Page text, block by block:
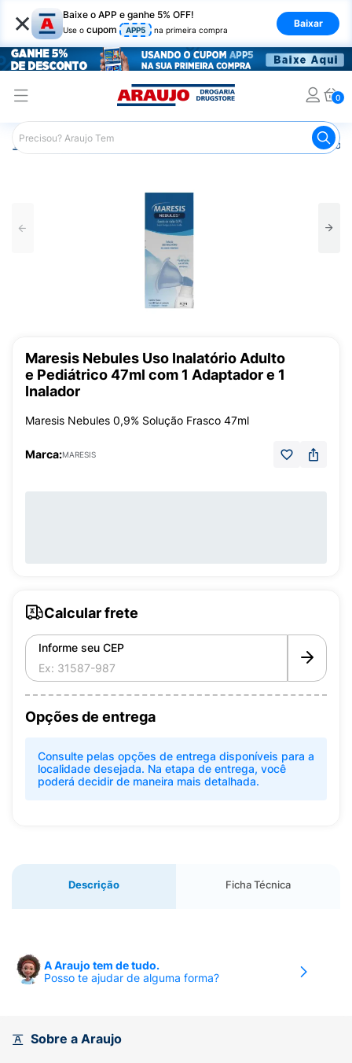
× Baixe o APP e ganhe 5% OFF!
Use o cupom APP5 na primeira compra
Baixar
0
Araujo Medicamentos Remédio para Gripe e Resfriado
Maresis Nebules Uso Inalatório Adulto
e Pediátrico 47ml com 1 Adaptador e 1
Inalador
Maresis Nebules 0,9% Solução Frasco 47ml
Marca:MARESIS
Calcular frete
Informe seu CEP
Opções de entrega
Consulte pelas opções de entrega disponíveis para a
localidade desejada. Na etapa de entrega, você
poderá decidir de maneira mais detalhada.
Descrição Ficha Técnica
A Araujo tem de tudo.
Posso te ajudar de alguma forma?
Sobre a Araujo